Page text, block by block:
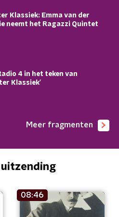
Klassiek: Emma van der
neemt het Ragazzi Quintet
4 in het teken van
Klassiek'
Meer fragmenten
uitzending
08:46